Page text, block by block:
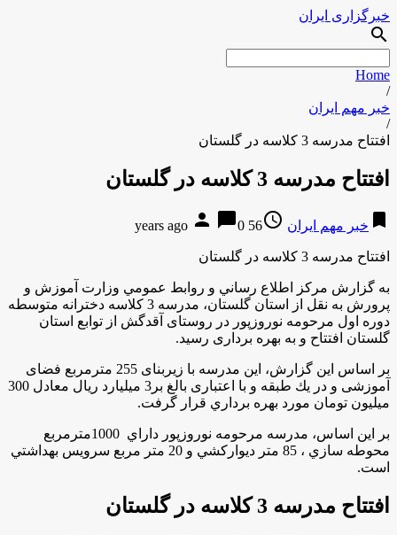
خبرگزاری ایران
search
Home
/
خبر مهم ایران
/
افتتاح مدرسه 3 كلاسه در گلستان
افتتاح مدرسه 3 كلاسه در گلستان
bookmark خبر مهم ایران access_time
56 years ago
person chat_bubble0
افتتاح مدرسه 3 كلاسه در گلستان
به گزارش مركز اطلاع رساني و روابط عمومي وزارت آموزش و
پرورش به نقل از استان گلستان، مدرسه 3 کلاسه دخترانه متوسطه
دوره اول مرحومه نوروزپور در روستای آقدگش از توابع استان
گلستان افتتاح و به بهره برداری رسید.
بر اساس اين گزارش، اين مدرسه با زیربنای 255 مترمربع فضای
آموزشی و در يك طبقه و با اعتباری بالغ بر3 میلیارد ريال معادل 300
ميليون تومان مورد بهره برداري قرار گرفت.
بر اين اساس، مدرسه مرحومه نوروزپور داراي 1000مترمربع
محوطه سازي ، 85 متر ديواركشي و 20 متر مربع سرويس بهداشتي
است.
افتتاح مدرسه 3 كلاسه در گلستان